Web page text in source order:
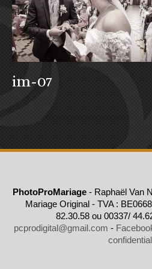
im-07
PhotoProMariage - Raphaël Van
Mariage Original - TVA :
82.30.58 ou 00337/
pcprodigital@gmail.com -